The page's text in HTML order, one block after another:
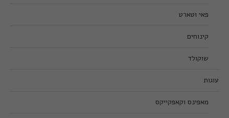
פאי וטארט
קינוחים
שוקולד
עוגות
מאפינס וקאפקייקס